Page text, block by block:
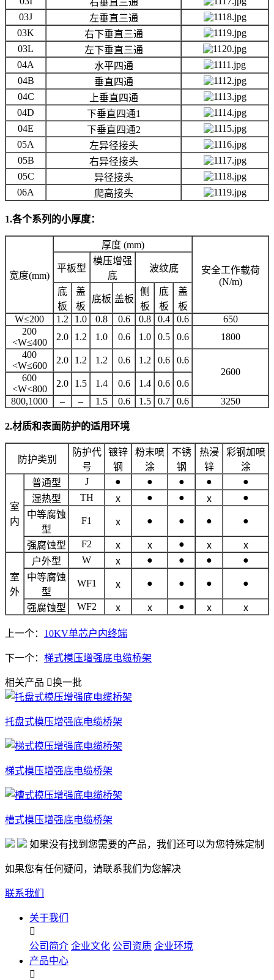
03J
左垂直三通
03K
右下垂直三通
03L
左下垂直三通
04A
水平四通
04B
垂直四通
04C
上垂直四通
04D
下垂直四通1
04E
下垂直四通2
05A
左异径接头
05B
右异径接头
05C
异径接头
06A
爬高接头
1.各个系列的小厚度：
宽度(mm)
厚度 (mm)
安全工作载荷
(N/m)
平板型
模压增强
底
波纹底
底
板
盖
板
底板 盖板
侧
板
底
板
盖
板
W≤200
1.2 1.0 0.8 0.6 0.8 0.4 0.6
650
200
<W≤400
2.0 1.2 1.0 0.6 1.0 0.5 0.6
1800
400
<W≤600
2.0 1.2 1.2 0.6 1.2 0.6
0.6
2600
600
<W<800
2.0 1.5 1.4 0.6 1.4 0.6
0.6
800,1000
– – 1.5 0.6 1.5 0.7 0.6 3250
2.材质和表面防护的适用环境
防护类别
防护代
号
镀锌
钢
粉末喷
涂
不锈
钢
热浸
锌
彩钢加喷
涂
室
内
普通型 J ● ● ● ●
●
湿热型
TH ⅹ ● ● ⅹ
●
中等腐蚀
型
F1 ⅹ ● ● ● ●
强腐蚀型 F2 ⅹ ⅹ ● ⅹ ⅹ
室
外
户外型 W ⅹ ● ● ●
●
中等腐蚀
型
WF1 ⅹ ● ● ● ●
强腐蚀型 WF2 ⅹ ⅹ ● ⅹ ⅹ
上一个： 10KV单芯户内终端
下一个： 梯式模压增强底电缆桥架
相关产品 换一批
托盘式模压增强底电缆桥架
梯式模压增强底电缆桥架
槽式模压增强底电缆桥架
如果没有找到您需要的产品，我们还可以为您特殊定制
如果您有任何疑问，请联系我们为您解决
联系我们
关于我们

公司简介 企业文化 公司资质 企业环境
产品中心
